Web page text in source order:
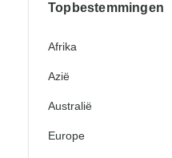
Topbestemmingen
Afrika
Azië
Australië
Europe